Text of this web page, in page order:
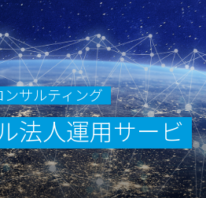
h
サルティング
法人運用サービ